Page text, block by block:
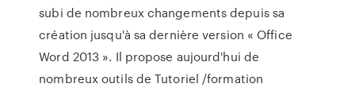
subi de nombreux changements depuis sa
création jusqu'à sa dernière version « Office
Word 2013 ». Il propose aujourd'hui de
nombreux outils de Tutoriel /formation